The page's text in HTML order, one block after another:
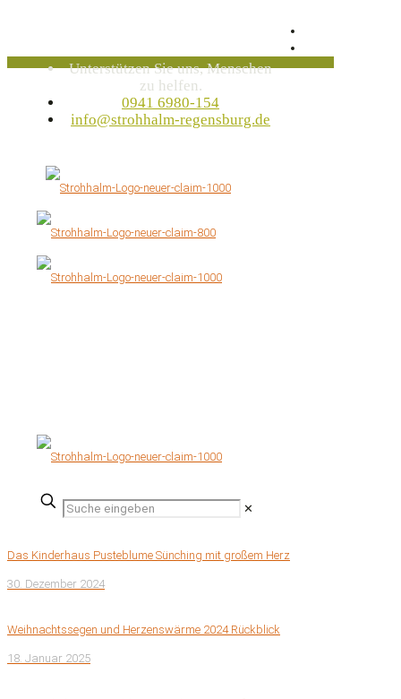
Unterstützen Sie uns, Menschen
zu helfen.
0941 6980-154
info@strohhalm-regensburg.de
✕
Das Kinderhaus Pusteblume Sünching mit großem Herz
30. Dezember 2024
Weihnachtssegen und Herzenswärme 2024 Rückblick
18. Januar 2025